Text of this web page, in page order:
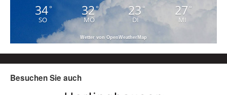
34°
SO
32°
MO
23°
DI
27 °
MI
Wetter von OpenWeatherMap
Besuchen Sie auch